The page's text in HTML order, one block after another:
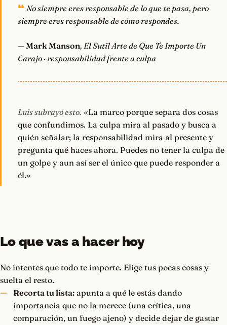
No siempre eres responsable de lo que te pasa, pero
siempre eres responsable de cómo respondes.
—Mark Manson, El Sutil Arte de Que Te Importe Un
Carajo · responsabilidad frente a culpa
Luis subrayó esto. «La marco porque separa dos cosas
que confundimos. La culpa mira al pasado y busca a
quién señalar; la responsabilidad mira al presente y
pregunta qué haces ahora. Puedes no tener la culpa de
un golpe y aun así ser el único que puede responder a
él.»
Lo que vas a hacer hoy
No intentes que todo te importe. Elige tus pocas cosas y
suelta el resto.
Recorta tu lista:apunta a qué le estás dando
importancia que no la merece (una crítica, una
comparación, un fuego ajeno) y decide dejar de gastar